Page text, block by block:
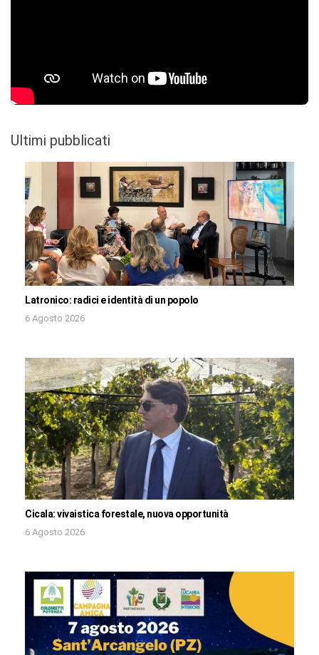
Ultimi pubblicati
Latronico: radici e identità di un popolo
6 Agosto 2026
Cicala: vivaistica forestale, nuova opportunità
6 Agosto 2026